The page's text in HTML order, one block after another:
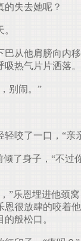
失去她呢？
从他肩膀向内
热气片片洒落。
别闹。”
咬了一口，“亲
了身子，“不过
”乐恩埋进他颈
恩很放肆的咬着
般松口。